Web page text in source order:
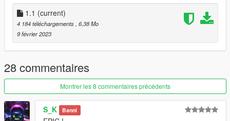
1.1 (current)
4 184 téléchargements , 6,38 Mo
9 février 2023
28 commentaires
Montrer les 8 commentaires précédents
S_K Banni